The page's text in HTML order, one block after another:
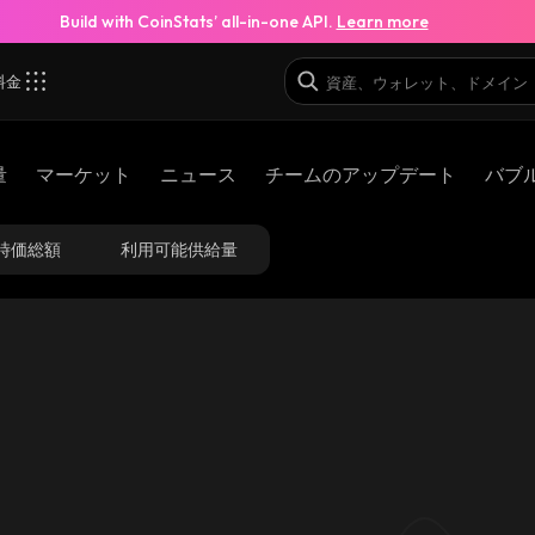
Build with CoinStats’ all-in-one API. Learn more
金
マーケット ニュース チームのアップデート バブ
価総額 利用可能供給量